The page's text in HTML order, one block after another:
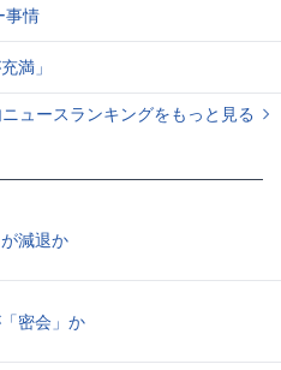
事情
満」
ュースランキングをもっと見る
減退か
密会」か